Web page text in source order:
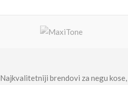
Najkvalitetniji brendovi za negu kose,